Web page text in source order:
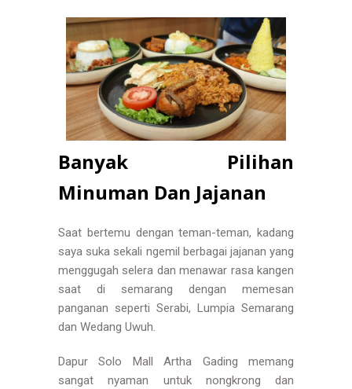
Banyak Pilihan
Minuman Dan Jajanan
Saat bertemu dengan teman-teman, kadang
saya suka sekali ngemil berbagai jajanan yang
menggugah selera dan menawar rasa kangen
saat di semarang dengan memesan
panganan seperti Serabi, Lumpia Semarang
dan Wedang Uwuh.
Dapur Solo Mall Artha Gading memang
sangat nyaman untuk nongkrong dan